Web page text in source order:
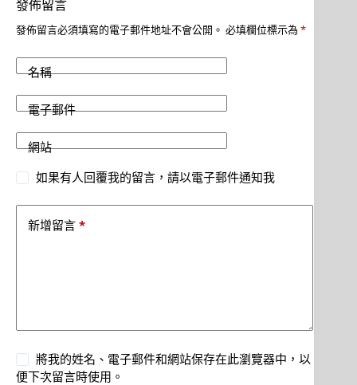
發佈留言
發佈留言必須填寫的電子郵件地址不會公開。 必填欄位標示為 *
名稱
電子郵件
網站
如果有人回覆我的留言，請以電子郵件通知我
新增留言 *
將我的姓名、電子郵件和網站保存在此瀏覽器中，以
便下次留言時使用。